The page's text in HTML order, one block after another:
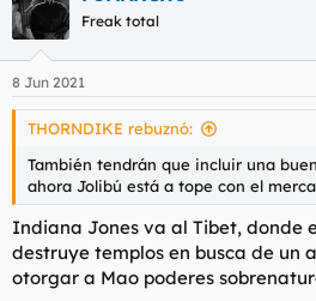
c
i
e
s
Freak total
8 Jun 2021
THORNDIKE rebuznó:
También tendrán que incluir una
ahora Jolibú está a tope con el
Indiana Jones va al Tibet, donde
destruye templos en busca de un
otorgar a Mao poderes